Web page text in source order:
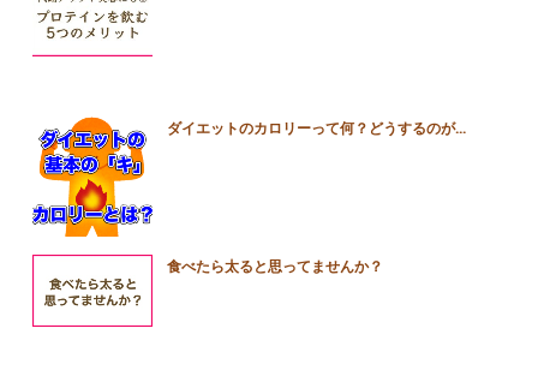
ダイエットのカロリーって何？どうするのが...
食べたら太ると思ってませんか？